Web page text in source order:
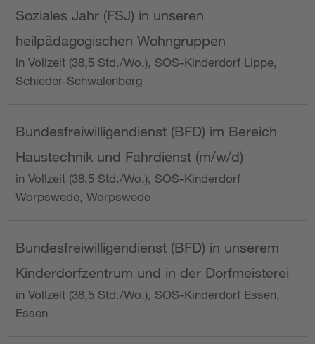
Soziales Jahr (FSJ) in unseren
heilpädagogischen Wohngruppen
in Vollzeit (38,5 Std./Wo.), SOS-Kinderdorf Lippe,
Schieder-Schwalenberg
Bundesfreiwilligendienst (BFD) im Bereich
Haustechnik und Fahrdienst (m/w/d)
in Vollzeit (38,5 Std./Wo.), SOS-Kinderdorf
Worpswede, Worpswede
Bundesfreiwilligendienst (BFD) in unserem
Kinderdorfzentrum und in der Dorfmeisterei
in Vollzeit (38,5 Std./Wo.), SOS-Kinderdorf Essen,
Essen